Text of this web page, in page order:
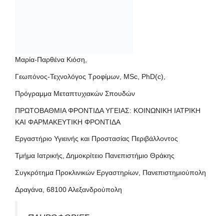
Μαρία-Παρθένα Κιόση,
Γεωπόνος-Τεχνολόγος Τροφίμων, MSc, PhD(c),
Πρόγραμμα Μεταπτυχιακών Σπουδών
ΠΡΩΤΟΒΑΘΜΙΑ ΦΡΟΝΤΙΔΑ ΥΓΕΙΑΣ: ΚΟΙΝΩΝΙΚΗ ΙΑΤΡΙΚΗ
ΚΑΙ ΦΑΡΜΑΚΕΥΤΙΚΗ ΦΡΟΝΤΙΔΑ
Εργαστήριο Υγιεινής και Προστασίας Περιβάλλοντος
Τμήμα Ιατρικής, Δημοκρίτειο Πανεπιστήμιο Θράκης
Συγκρότημα Προκλινικών Εργαστηρίων, Πανεπιστημιούπολη
Δραγάνα, 68100 Αλεξανδρούπολη